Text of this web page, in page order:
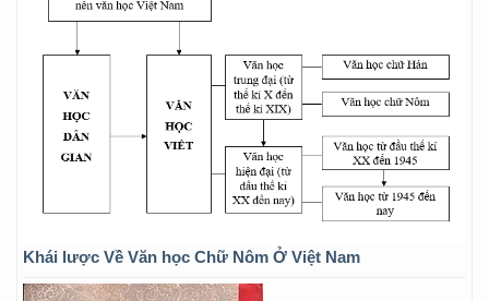
Khái lược Về Văn học Chữ Nôm Ở Việt Nam